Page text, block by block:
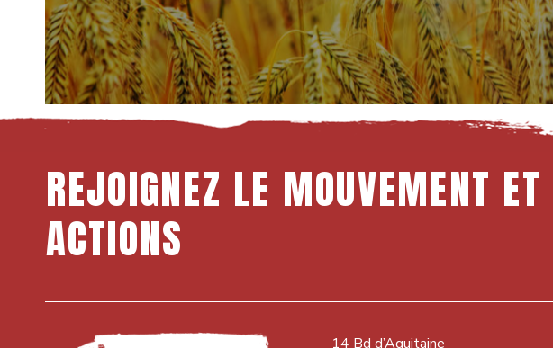
REJOIGNEZ LE MOUVEMENT ET
ACTIONS
14 Bd d’Aquitaine